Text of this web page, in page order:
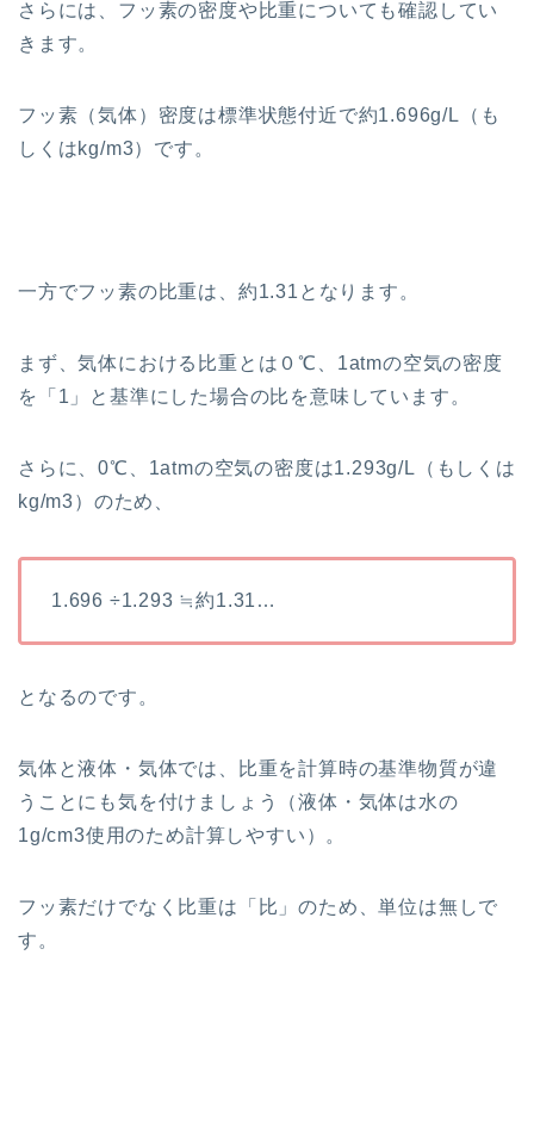
さらには、フッ素の密度や比重についても確認してい
きます。
フッ素（気体）密度は標準状態付近で約1.696g/L（も
しくはkg/m3）です。
一方でフッ素の比重は、約1.31となります。
まず、気体における比重とは０℃、1atmの空気の密度
を「1」と基準にした場合の比を意味しています。
さらに、0℃、1atmの空気の密度は1.293g/L（もしくは
kg/m3）のため、
1.696 ÷1.293 ≒約1.31…
となるのです。
気体と液体・気体では、比重を計算時の基準物質が違
うことにも気を付けましょう（液体・気体は水の
1g/cm3使用のため計算しやすい）。
フッ素だけでなく比重は「比」のため、単位は無しで
す。